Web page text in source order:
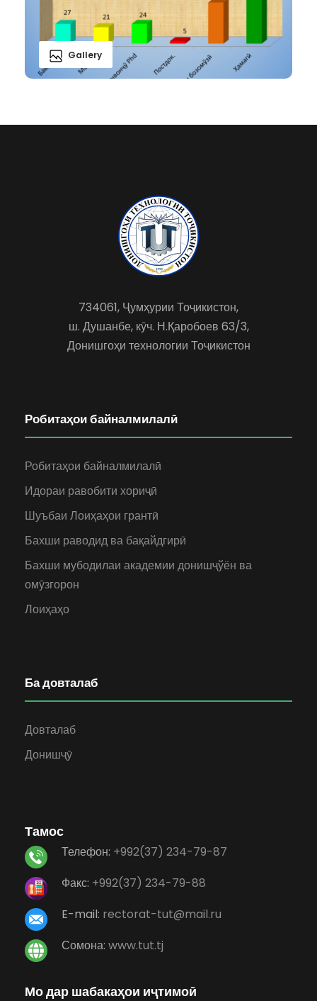
Gallery
734061, Ҷумҳурии Тоҷикистон,
ш. Душанбе, кӯч. Н.Қаробоев 63/3,
Донишгоҳи технологии Тоҷикистон
Робитаҳои байналмилалӣ
Робитаҳои байналмилалӣ
Идораи равобити хориҷӣ
Шуъбаи Лоиҳаҳои грантӣ
Бахши раводид ва бақайдгирӣ
Бахши мубодилаи академии донишҷўён ва
омӯзгорон
Лоиҳаҳо
Ба довталаб
Довталаб
Донишҷӯ
Тамос
Телефон: +992(37) 234-79-87
Факс: +992(37) 234-79-88
E-mail: rectorat-tut@mail.ru
Сомона: www.tut.tj
Мо дар шабакаҳои иҷтимоӣ